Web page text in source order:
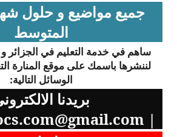
جميع مواضيع و حلول
المتوسط
ساهم في خدمة التعليم في الجزائر
لننشرها باسمك على موقع المنارة
الوسائل التالية:
بريدنا
|